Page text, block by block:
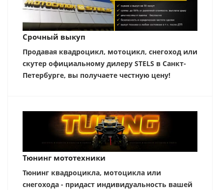
Срочный выкуп
Продавая квадроцикл, мотоцикл, снегоход или
скутер официальному дилеру STELS в Санкт-
Петербурге, вы получаете честную цену!
Тюнинг мототехники
Тюнинг квадроцикла, мотоцикла или
снегохода - придаст индивидуальность вашей